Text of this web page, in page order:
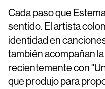
Cada paso que
sentido. El artista
identidad en
también acompañan
recientemente con
que produjo para